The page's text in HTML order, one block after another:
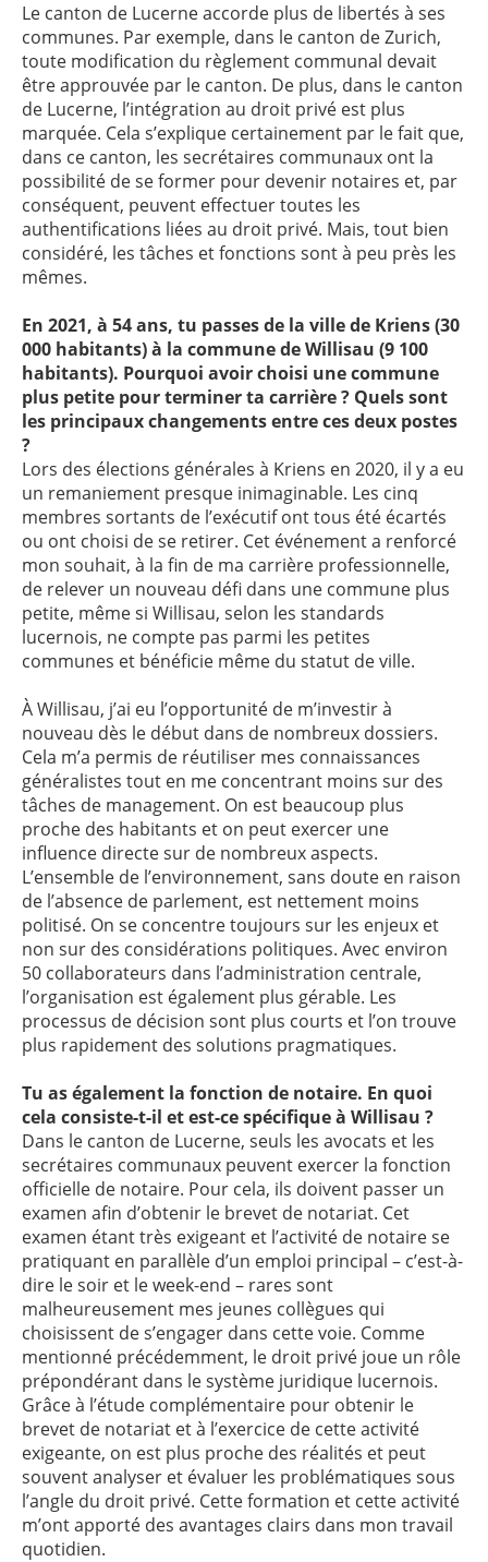
Le canton de Lucerne accorde plus de libertés à ses
communes. Par exemple, dans le canton de Zurich,
toute modification du règlement communal devait
être approuvée par le canton. De plus, dans le canton
de Lucerne, l’intégration au droit privé est plus
marquée. Cela s’explique certainement par le fait que,
dans ce canton, les secrétaires communaux ont la
possibilité de se former pour devenir notaires et, par
conséquent, peuvent effectuer toutes les
authentifications liées au droit privé. Mais, tout bien
considéré, les tâches et fonctions sont à peu près les
mêmes.
En 2021, à 54 ans, tu passes de la ville de Kriens (30
000 habitants) à la commune de Willisau (9 100
habitants). Pourquoi avoir choisi une commune
plus petite pour terminer ta carrière ? Quels sont
les principaux changements entre ces deux postes
?
Lors des élections générales à Kriens en 2020, il y a eu
un remaniement presque inimaginable. Les cinq
membres sortants de l’exécutif ont tous été écartés
ou ont choisi de se retirer. Cet événement a renforcé
mon souhait, à la fin de ma carrière professionnelle,
de relever un nouveau défi dans une commune plus
petite, même si Willisau, selon les standards
lucernois, ne compte pas parmi les petites
communes et bénéficie même du statut de ville.
À Willisau, j’ai eu l’opportunité de m’investir à
nouveau dès le début dans de nombreux dossiers.
Cela m’a permis de réutiliser mes connaissances
généralistes tout en me concentrant moins sur des
tâches de management. On est beaucoup plus
proche des habitants et on peut exercer une
influence directe sur de nombreux aspects.
L’ensemble de l’environnement, sans doute en raison
de l’absence de parlement, est nettement moins
politisé. On se concentre toujours sur les enjeux et
non sur des considérations politiques. Avec environ
50 collaborateurs dans l’administration centrale,
l’organisation est également plus gérable. Les
processus de décision sont plus courts et l’on trouve
plus rapidement des solutions pragmatiques.
Tu as également la fonction de notaire. En quoi
cela consiste-t-il et est-ce spécifique à Willisau ?
Dans le canton de Lucerne, seuls les avocats et les
secrétaires communaux peuvent exercer la fonction
officielle de notaire. Pour cela, ils doivent passer un
examen afin d’obtenir le brevet de notariat. Cet
examen étant très exigeant et l’activité de notaire se
pratiquant en parallèle d’un emploi principal – c’est-à-
dire le soir et le week-end – rares sont
malheureusement mes jeunes collègues qui
choisissent de s’engager dans cette voie. Comme
mentionné précédemment, le droit privé joue un rôle
prépondérant dans le système juridique lucernois.
Grâce à l’étude complémentaire pour obtenir le
brevet de notariat et à l’exercice de cette activité
exigeante, on est plus proche des réalités et peut
souvent analyser et évaluer les problématiques sous
l’angle du droit privé. Cette formation et cette activité
m’ont apporté des avantages clairs dans mon travail
quotidien.